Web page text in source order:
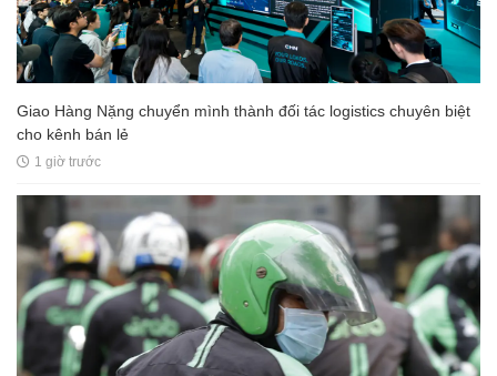
Giao Hàng Nặng chuyển mình thành đối tác logistics chuyên biệt
cho kênh bán lẻ
1 giờ trước